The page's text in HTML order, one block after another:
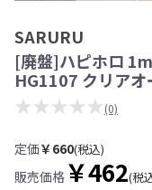
SARURU
[廃盤]ハピホロ
HG1107 クリアオ
★★★★★ (0)
定価￥660(税込)
販売価格 ￥462(税